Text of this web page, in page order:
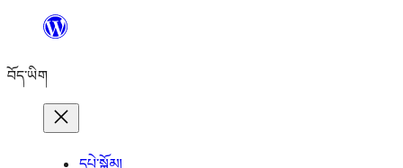
content
བོད་ཡིག
དཔེ་སྒྲོམ།